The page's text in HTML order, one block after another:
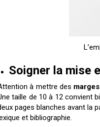
Soigner la mise
à mettre des marges
taille de 10 à 12 convient
pages blanches avant la
et bibliographie.